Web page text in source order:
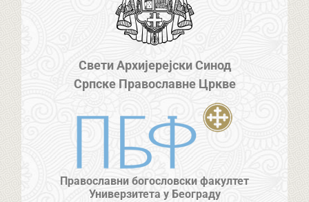
Свети Архијерејски Синод
Српске Православне Цркве
Православни богословски факултет
Универзитета у Београду